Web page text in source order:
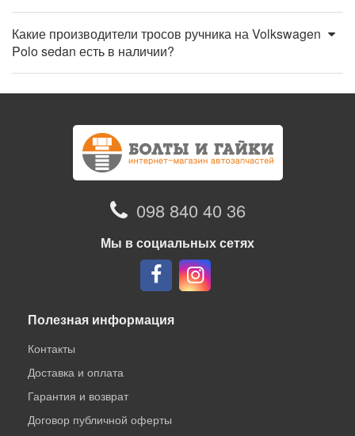
Какие производители тросов ручника на Volkswagen
Polo sedan есть в наличии?
098 840 40 36
Мы в социальных сетях
Полезная информация
Контакты
Доставка и оплата
Гарантия и возврат
Договор публичной оферты